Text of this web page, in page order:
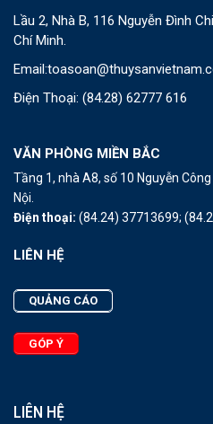
Lầu 2, Nhà B, 116 Nguyễn Đình
Chí Minh.
Email:
Điện Thoại: (84.28) 62777 616
VĂN PHÒNG MIỀN BẮC
Tầng 1, nhà A8, số 10 Nguyễn
Nội.
Điện thoại: (84.24) 37713699;
LIÊN HỆ
QUẢNG CÁO
GÓP Ý
LIÊN HỆ